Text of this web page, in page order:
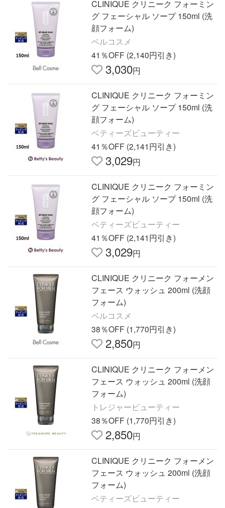
CLINIQUE クリニーク フォーミン
グ フェーシャル ソープ 150ml (洗
顔フォーム)
ベルコスメ
41％OFF (2,140円引き)
3,030円
CLINIQUE クリニーク フォーミン
グ フェーシャル ソープ 150ml (洗
顔フォーム)
ベティーズビューティー
41％OFF (2,141円引き)
3,029円
CLINIQUE クリニーク フォーミン
グ フェーシャル ソープ 150ml (洗
顔フォーム)
ベティーズビューティー
41％OFF (2,141円引き)
3,029円
CLINIQUE クリニーク フォーメン
フェース ウォッシュ 200ml (洗顔
フォーム)
ベルコスメ
38％OFF (1,770円引き)
2,850円
CLINIQUE クリニーク フォーメン
フェース ウォッシュ 200ml (洗顔
フォーム)
トレジャービューティー
38％OFF (1,770円引き)
2,850円
CLINIQUE クリニーク フォーメン
フェース ウォッシュ 200ml (洗顔
フォーム)
ベティーズビューティー